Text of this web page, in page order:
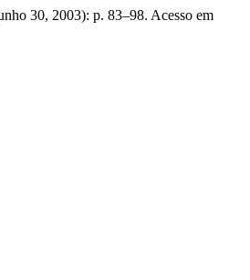
30, 2003): p. 83–98. Acesso em